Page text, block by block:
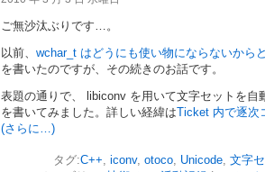
ご無沙汰ぶりです…。
以前、 wchar_t はどうにも使い物にならないから
を書いたのですが、その続きのお話です。
表題の通りで、 libiconv を用いて文字セットを自
を書いてみました。詳しい経緯はTicket 内で逐次
(さらに…)
タグ:C++, iconv, otoco, Unicode, 文字